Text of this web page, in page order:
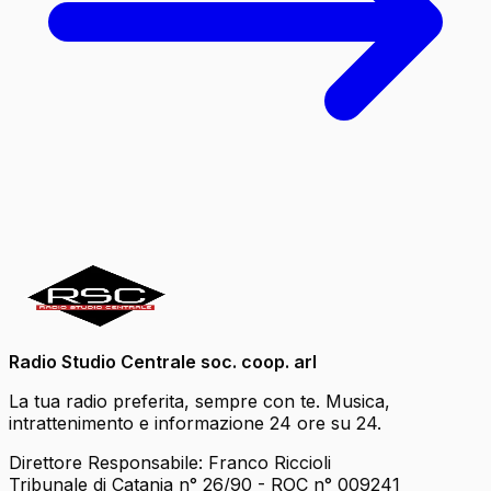
Radio Studio Centrale soc. coop. arl
La tua radio preferita, sempre con te. Musica,
intrattenimento e informazione 24 ore su 24.
Direttore Responsabile: Franco Riccioli
Tribunale di Catania n° 26/90 - ROC n° 009241